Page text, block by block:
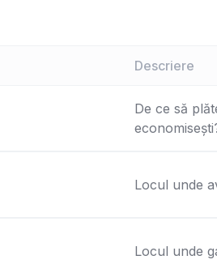
Descriere
De ce să
Locul unde
Locul unde